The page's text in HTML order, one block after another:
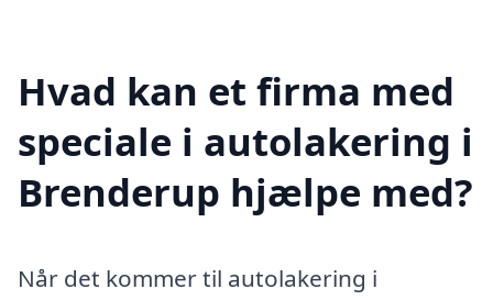
Hvad kan et firma med
speciale i autolakering i
Brenderup hjælpe med?
Når det kommer til autolakering i